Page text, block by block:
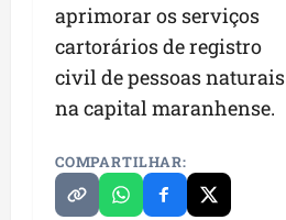
aprimorar os serviços
cartorários de registro
civil de pessoas naturais
na capital maranhense.
COMPARTILHAR: